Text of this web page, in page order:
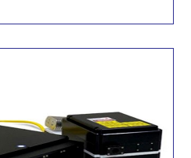
یک رویکرد